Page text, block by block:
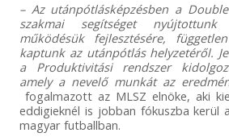
– Az utánpótlásképzésben a
szakmai segítséget nyújtottunk
működésük fejlesztésére,
kaptunk az utánpótlás helyzetéről.
a Produktivitási rendszer
amely a nevelő munkát az
fogalmazott az MLSZ elnöke, aki
eddigieknél is jobban fókuszba kerül
magyar futballban.